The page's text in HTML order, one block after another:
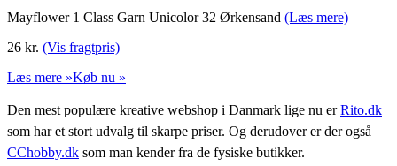
Mayflower 1 Class Garn Unicolor 32 Ørkensand (Læs mere)
26 kr. (Vis fragtpris)
Læs mere »Køb nu »
Den mest populære kreative webshop i Danmark lige nu erRito.dk
som har et stort udvalg til skarpe priser. Og derudover er der også
CChobby.dk som man kender fra de fysiske butikker.